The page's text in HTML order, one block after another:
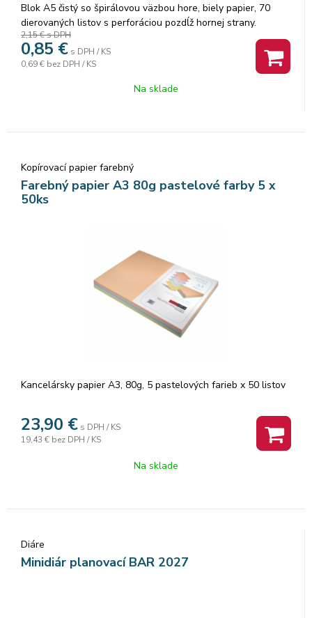
Blok A5 čistý so špirálovou väzbou hore, biely papier, 70
dierovaných listov s perforáciou pozdĺž hornej strany.
2,15 €s DPH
0,85 € s DPH / KS
0,69 € bez DPH / KS
Na sklade
Kopírovací papier farebný
Farebný papier A3 80g pastelové farby 5 x
50ks
Kancelársky papier A3, 80g, 5 pastelových farieb x 50 listov
23,90 € s DPH / KS
19,43 € bez DPH / KS
Na sklade
Diáre
Minidiár planovací BAR 2027